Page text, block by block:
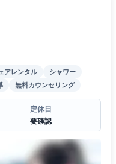
アレンタル
シャワー
無料カウンセリング
定休日
要確認